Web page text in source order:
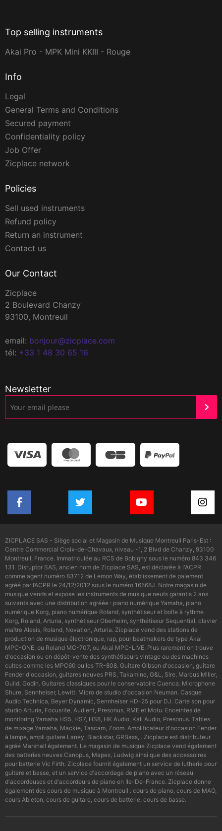
Top selling instruments
Akai Pro - MPK Mini KKIII - Rouge
Info
Legal
General Terms and Conditions
Secured payment
Confidentiality policy
Job Offer
Zicplace network
Policies
Sell used instruments
Refund policy
Return an instrument
Contact us
Our Contact
Zicplace
2 Boulevard Chanzy
93100, Montreuil
email: bonjour@zicplace.com
tél: +33 1 48 30 65 16
Newsletter
ZICPLACE SAS - Siège social et Magasin de Musique Montreuil Paris-Est :
Centre Commercial Croix-de-Chavaux, niveau -1, 2 Blvd de Chanzy, 93100
Montreuil, France. Immatriculée au RCS de Bobigny sous le numéro 843 346
131. Disruptor SAS, ancien nom de Zicplace SAS, est déclarée à l'ACPR
comme agent numéro 83712 de Lemon Way, établissement de paiement
agréé par l’ACPR le 24/12/2012 sous le numéro 16568J. Notre magasin de
musique vends et expose les instruments de musique neufs garantis 2 ans
suivants avec une distribution agréée : piano numérique Yamaha, piano
numérique Korg, piano numérique Roland, synthétiseur et boîte à rythme
Korg, Roland, Arturia, synthétiseur Oberheim, synthétiseur Sequential, clavier
maître Alesis, Roland, Novation, Arturia. Zicplace vend des stations de
production de musique électronique, rap, pour beatmakers de type Akai
MPC-ONE, ou Roland MC-707, ou Akai MPC-LIVE. Plus rarement on trouve
d'occasion ou en dépôt-vente des synthétiseurs vintage ou des machines
cultes comme les MPC60 ou les TR-808. Guitare Gibson d'occasion, guitare
Fender d'occasion, guitares neuves PRS, Takamine, G&L, Sire, Marcus Miller,
Guild, Godin. Guitares classiques pour le conservatoire Cuenca. Microphone
Shure, Sennheiser, Lewitt. Micro de studio d'occasion Neuman. Casque
Audio Technica, Beyer Dynamic, Sennheiser HD-25 pour DJ. Carte son pour
studio Arturia, Focusrite, Audient, Presonus, RME et Motu. Enceintes de
monitoring Yamaha HS5, HS7, HS8, HK Audio, Kali Audio, Presonus. Tables
de mixage Yamaha, Mackie, Tascam, Zoom. Amplificateur d'occasion Fender
à lampe, ampli guitare Laney, Blackstar, GRBass, . Zicplace est distributeur
agréé Marshall également. Le magasin de musique Zicplace vend également
des batteries neuves Canopus, Mapex, Ludwig ainsi que des accessoires
pour batterie Vic Firth. Zicplace fournit également un service de lutherie pour
guitare et basse, et un service d'accordage de piano avec un réseau
d'accordeuses et d'accordeurs de piano en Ile-De-France. Zicplace donne
également des cours de musique à Montreuil : cours de piano, cours de MAO,
cours Ableton, cours de guitare, cours de batterie, cours de basse.